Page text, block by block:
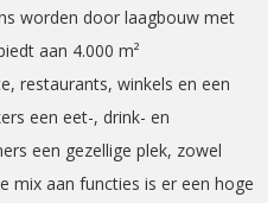
worden door laagbouw met
aan 4.000 m²
restaurants, winkels en een
een eet-, drink- en
een gezellige plek, zowel
mix aan functies is er een hoge